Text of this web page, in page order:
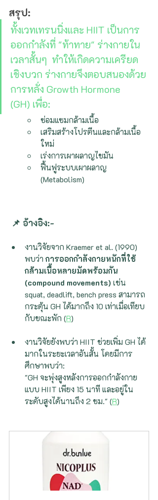
สรุป:
ทั้งเวทเทรนนิ่งและ HIIT เป็นการ
ออกกำลังที่ "ท้าทาย" ร่างกายใน
เวลาสั้นๆ  ทำให้เกิดความเครียด
เชิงบวก ร่างกายจึงตอบสนองด้วย
การหลั่ง Growth Hormone
(GH) เพื่อ:
ซ่อมแซมกล้ามเนื้อ
เสริมสร้างโปรตีนและกล้ามเนื้อ
ใหม่
เร่งการเผาผลาญไขมัน
ฟื้นฟูระบบเผาผลาญ
(Metabolism)
📌 อ้างอิง:-
งานวิจัยจาก Kraemer et al. (1990)
พบว่า การออกกำลังกายหนักที่ใช้
กล้ามเนื้อหลายมัดพร้อมกัน
(compound movements) เช่น
squat, deadlift, bench press สามารถ
กระตุ้น GH ได้มากถึง 10 เท่าเมื่อเทียบ
กับขณะพัก (R)
งานวิจัยยังพบว่า HIIT ช่วยเพิ่ม GH ได้
มากในระยะเวลาอันสั้น โดยมีการ
ศึกษาพบว่า:
"GH จะพุ่งสูงหลังการออกกำลังกาย
แบบ HIIT เพียง 15 นาที และอยู่ใน
ระดับสูงได้นานถึง 2 ชม." (R)